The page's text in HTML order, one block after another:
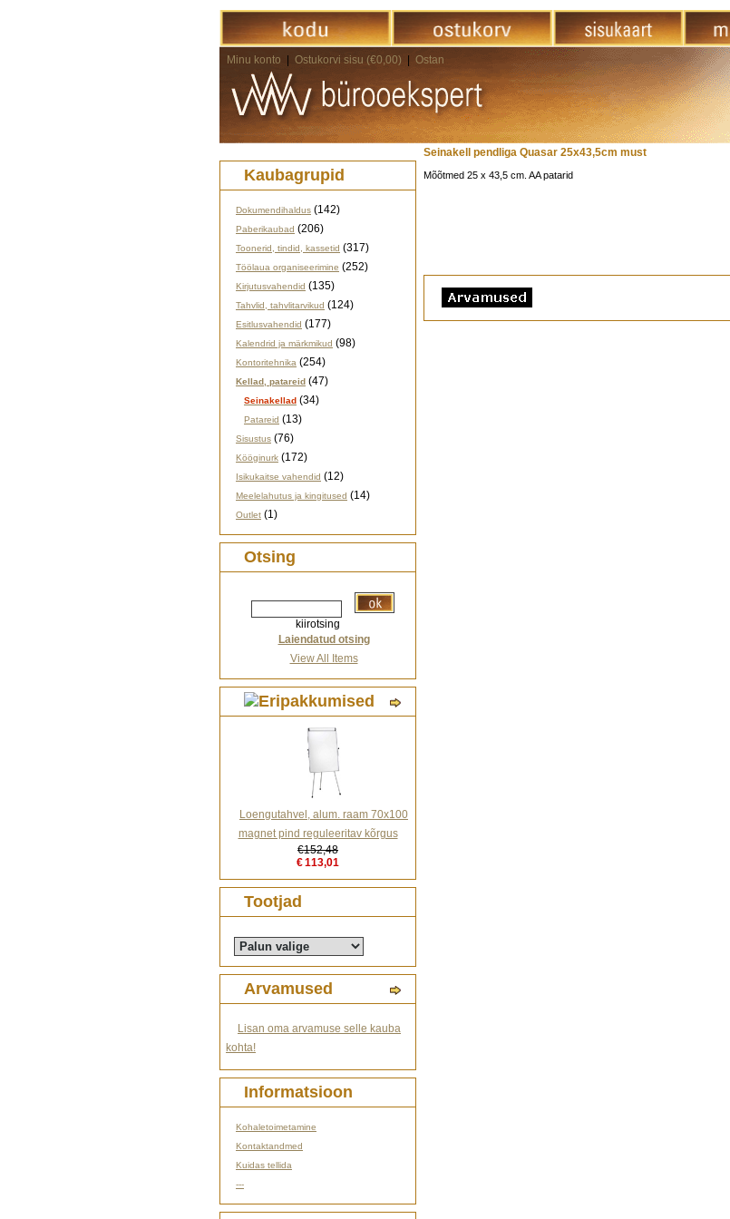
Minu konto Ostukorvi sisu (€0,00) Ostan
Kaubagrupid
Dokumendihaldus (142)
Paberikaubad (206)
Toonerid, tindid, kassetid (317)
Töölaua organiseerimine (252)
Kirjutusvahendid (135)
Tahvlid, tahvlitarvikud (124)
Esitlusvahendid (177)
Kalendrid ja märkmikud (98)
Kontoritehnika (254)
Kellad, patareid (47)
Seinakellad (34)
Patareid (13)
Sisustus (76)
Kööginurk (172)
Isikukaitse vahendid (12)
Meelelahutus ja kingitused (14)
Outlet (1)
Otsing
kiirotsing
Laiendatud otsing
View All Items
Loengutahvel, alum. raam 70x100
magnet pind reguleeritav kõrgus
€152,48
€113,01
Tootjad
Arvamused
Lisan oma arvamuse selle kauba
kohta!
Informatsioon
Kohaletoimetamine
Kontaktandmed
Kuidas tellida
---
Seinakell pendliga Quasar 25x43,5cm must
Mõõtmed 25 x 43,5 cm. AA patarid